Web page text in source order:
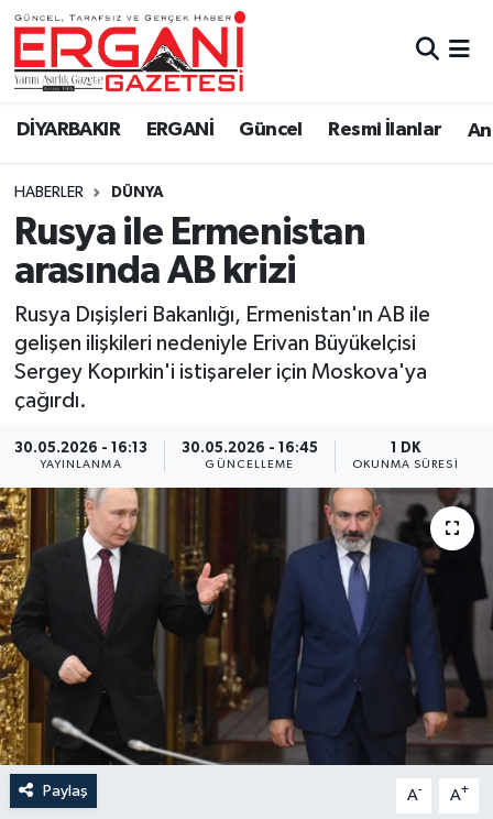
DİYARBAKIR ERGANİ Güncel Resmi İlanlar
HABERLER DÜNYA
Rusya ile Ermenistan
arasında AB krizi
Rusya Dışişleri Bakanlığı, Ermenistan'ın AB ile
gelişen ilişkileri nedeniyle Erivan Büyükelçisi
Sergey Kopırkin'i istişareler için Moskova'ya
çağırdı.
30.05.2026 - 16:13
YAYINLANMA
30.05.2026 - 16:45
GÜNCELLEME
1 DK
OKUNMA SÜRESI
Paylaş A- A+
DİYARBAKIR
BİSMİL
BAĞLAR
ERGANİ
Güncel
Eği̇ti̇m
Resmi İlanlar
Sağlık
Yaşam
Anali̇z
Bi̇li̇m & Teknoloji̇
Eği̇ti̇m
Ergani Nöbetçi Eczaneler
Ergani Hava Durumu
Ergani Trafik Yoğunluk Haritası
Süper Lig Puan Durumu ve Fikstür
Tüm Manşetler
Son Dakika Haberleri